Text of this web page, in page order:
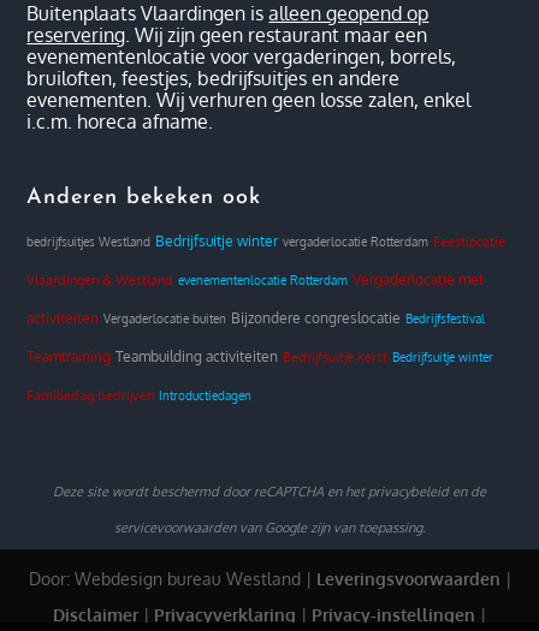
Buitenplaats Vlaardingen isalleen geopend op
reservering. Wij zijn geen restaurant maar een
evenementenlocatie voor vergaderingen, borrels,
bruiloften, feestjes, bedrijfsuitjes en andere
evenementen. Wij verhuren geen losse zalen, enkel
i.c.m. horeca afname.
Anderen bekeken ook
bedrijfsuitjes Westland Bedrijfsuitje winter vergaderlocatie Rotterdam Feestlocatie
Vlaardingen & Westland evenementenlocatie Rotterdam Vergaderlocatie met
activiteiten Vergaderlocatie buiten Bijzondere congreslocatie Bedrijfsfestival
Teamtraining Teambuilding activiteiten Bedrijfsuitje kerst Bedrijfsuitje winter
Familiedag bedrijven Introductiedagen
Deze site wordt beschermd door reCAPTCHA en het privacybeleiden de
servicevoorwaardenvan Google zijn van toepassing.
Door: Webdesign bureau Westland | Leveringsvoorwaarden |
Disclaimer | Privacyverklaring | Privacy-instellingen |